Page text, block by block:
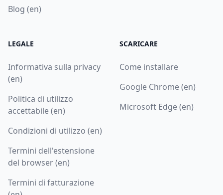
Blog (en)
LEGALE
Informativa sulla privacy
(en)
Politica di utilizzo
accettabile (en)
Condizioni di utilizzo (en)
Termini dell'estensione
del browser (en)
Termini di fatturazione
SCARICARE
Come installare
Google Chrome (en)
Microsoft Edge (en)